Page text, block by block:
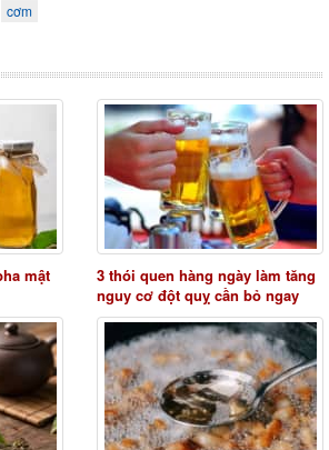
cơm
mật
3 thói quen hàng ngày làm tăng
nguy cơ đột quỵ cần bỏ ngay